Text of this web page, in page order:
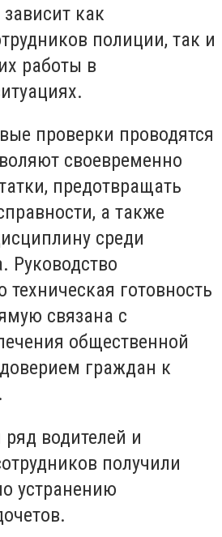
как
полиции, так и
работы в
проверки проводятся
своевременно
предотвращать
а также
среди
Руководство
техническая готовность
связана с
общественной
граждан к
водителей и
получили
устранению